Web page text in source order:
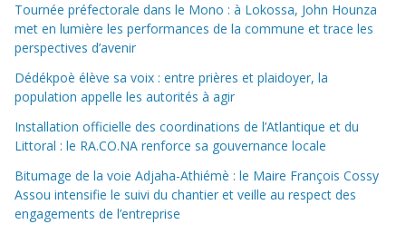
Tournée préfectorale dans le Mono : à Lokossa, John Hounza
met en lumière les performances de la commune et trace les
perspectives d’avenir
Dédékpoè élève sa voix : entre prières et plaidoyer, la
population appelle les autorités à agir
Installation officielle des coordinations de l’Atlantique et du
Littoral : le RA.CO.NA renforce sa gouvernance locale
Bitumage de la voie Adjaha-Athiémè : le Maire François Cossy
Assou intensifie le suivi du chantier et veille au respect des
engagements de l’entreprise